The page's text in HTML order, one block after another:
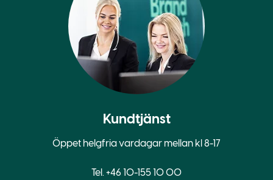
Kundtjänst
Öppet helgfria vardagar mellan kl 8-17
Tel. +46 10-155 10 00